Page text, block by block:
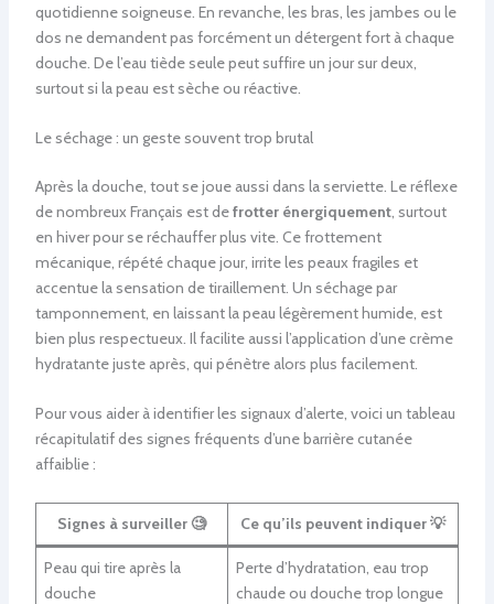
quotidienne soigneuse. En revanche, les bras, les jambes ou le
dos ne demandent pas forcément un détergent fort à chaque
douche. De l’eau tiède seule peut suffire un jour sur deux,
surtout si la peau est sèche ou réactive.
Le séchage : un geste souvent trop brutal
Après la douche, tout se joue aussi dans la serviette. Le réflexe
de nombreux Français est defrotter énergiquement, surtout
en hiver pour se réchauffer plus vite. Ce frottement
mécanique, répété chaque jour, irrite les peaux fragiles et
accentue la sensation de tiraillement. Un séchage par
tamponnement, en laissant la peau légèrement humide, est
bien plus respectueux. Il facilite aussi l’application d’une crème
hydratante juste après, qui pénètre alors plus facilement.
Pour vous aider à identifier les signaux d’alerte, voici un tableau
récapitulatif des signes fréquents d’une barrière cutanée
affaiblie :
Signes à surveiller 🧐 Ce qu’ils peuvent indiquer 💡
Peau qui tire après la
douche
Perte d’hydratation, eau trop
chaude ou douche trop longue